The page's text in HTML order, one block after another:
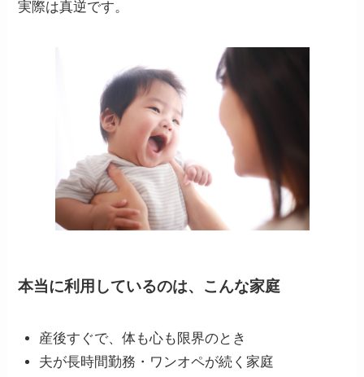
実際は真逆です。
本当に利用しているのは、こんな家庭
産後すぐで、体も心も限界のとき
夫が長時間勤務・ワンオペが続く家庭